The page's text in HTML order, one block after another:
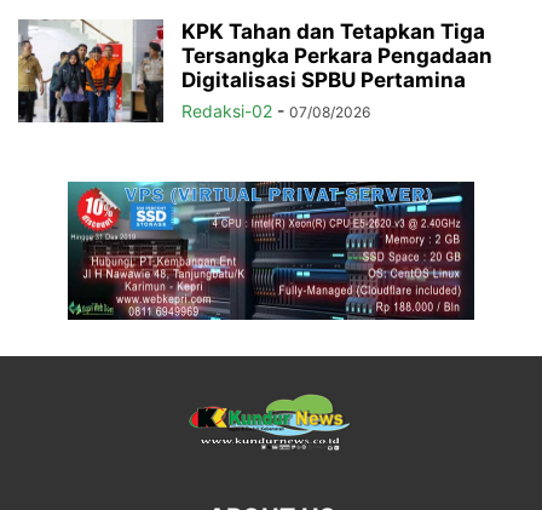
KPK Tahan dan Tetapkan Tiga
Tersangka Perkara Pengadaan
Digitalisasi SPBU Pertamina
Redaksi-02 - 07/08/2026